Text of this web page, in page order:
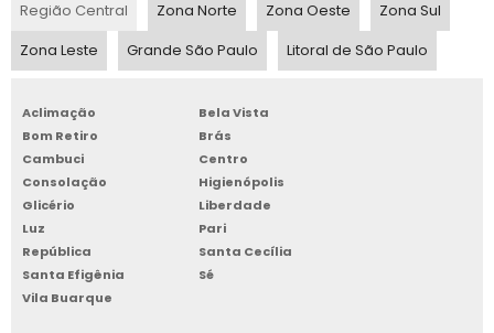
ESTANTE DE AÇO PARA ARQUIVO OSASCO
ARMÁRIO DE AÇO 02 PORTAS
ARMÁRIO DE AÇO SOROCABA
ESTANTE DE AÇO REFORÇADA JABAQUARA
CAMPOS
ARMÁRIO DE AÇO 02 PORTAS SACOMÃ
Região Central Zona Norte Zona Oeste
Zona Sul
Zona Leste
Grande São Paulo Litoral de São Paulo
Aclimação
Bela Vista
Bom Retiro
Brás
Cambuci
Centro
Consolação
Higienópolis
Glicério
Liberdade
Luz
Pari
República
Santa Cecília
Santa Efigênia
Sé
Vila Buarque